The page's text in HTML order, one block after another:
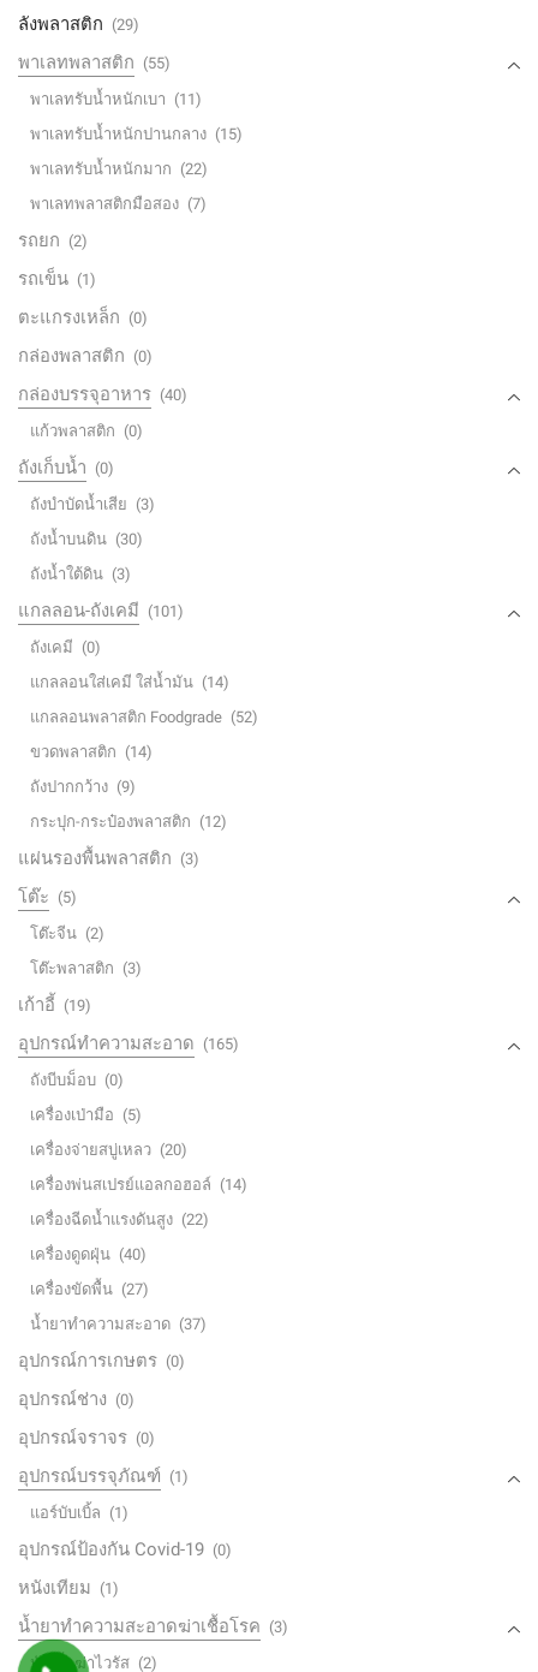
ลังพลาสติก (29)
พาเลทพลาสติก (55)
พาเลทรับน้ำหนักเบา (11)
พาเลทรับน้ำหนักปานกลาง (15)
พาเลทรับน้ำหนักมาก (22)
พาเลทพลาสติกมือสอง (7)
รถยก (2)
รถเข็น (1)
ตะแกรงเหล็ก (0)
กล่องพลาสติก (0)
กล่องบรรจุอาหาร (40)
แก้วพลาสติก (0)
ถังเก็บน้ำ (0)
ถังบำบัดน้ำเสีย (3)
ถังน้ำบนดิน (30)
ถังน้ำใต้ดิน (3)
แกลลอน-ถังเคมี (101)
ถังเคมี (0)
แกลลอนใส่เคมี ใส่น้ำมัน (14)
แกลลอนพลาสติก Foodgrade (52)
ขวดพลาสติก (14)
ถังปากกว้าง (9)
กระปุก-กระป๋องพลาสติก (12)
แผ่นรองพื้นพลาสติก (3)
โต๊ะ (5)
โต๊ะจีน (2)
โต๊ะพลาสติก (3)
เก้าอี้ (19)
อุปกรณ์ทำความสะอาด (165)
ถังบีบม็อบ (0)
เครื่องเป่ามือ (5)
เครื่องจ่ายสบู่เหลว (20)
เครื่องพ่นสเปรย์แอลกอฮอล์ (14)
เครื่องฉีดน้ำแรงดันสูง (22)
เครื่องดูดฝุ่น (40)
เครื่องขัดพื้น (27)
น้ำยาทำความสะอาด (37)
อุปกรณ์การเกษตร (0)
อุปกรณ์ช่าง (0)
อุปกรณ์จราจร (0)
อุปกรณ์บรรจุภัณฑ์ (1)
แอร์บับเบิ้ล (1)
อุปกรณ์ป้องกัน Covid-19 (0)
หนังเทียม (1)
น้ำยาทำความสะอาดฆ่าเชื้อโรค (3)
หัวเชื้อฆ่าไวรัส (2)